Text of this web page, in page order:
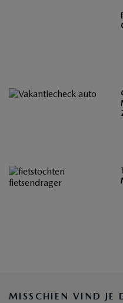
MISSCHIEN VIND JE